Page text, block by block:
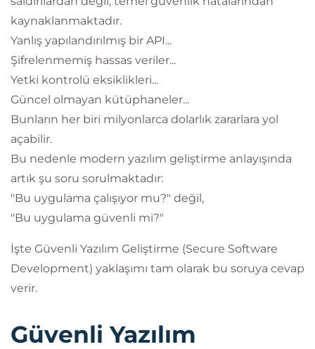
kaynaklanmaktadır.
Yanlış yapılandırılmış bir API...
Şifrelenmemiş hassas veriler...
Yetki kontrolü eksiklikleri...
Güncel olmayan kütüphaneler...
Bunların her biri milyonlarca dolarlık zararlara yol
açabilir.
Bu nedenle modern yazılım geliştirme anlayışında
artık şu soru sorulmaktadır:
"Bu uygulama çalışıyor mu?" değil,
"Bu uygulama güvenli mi?"
İşte Güvenli Yazılım Geliştirme (Secure Software
Development) yaklaşımı tam olarak bu soruya cevap
verir.
Güvenli Yazılım